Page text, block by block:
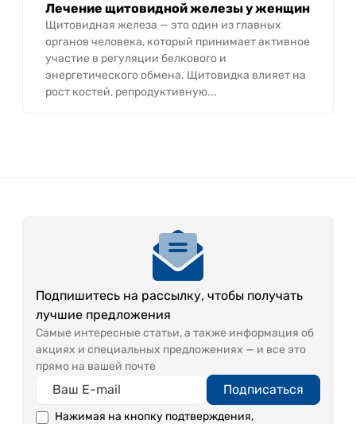
Лечение щитовидной железы у женщин
Щитовидная железа — это один из главных
органов человека, который принимает активное
участие в регуляции белкового и
энергетического обмена. Щитовидка влияет на
рост костей, репродуктивную...
Подпишитесь на рассылку, чтобы получать
лучшие предложения
Самые интересные статьи, а также информация об
акциях и специальных предложениях — и все это
прямо на вашей почте
Подписаться
Нажимая на кнопку подтверждения,